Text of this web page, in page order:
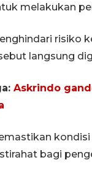
melakukan
risiko
langsung
Askrindo
bagi